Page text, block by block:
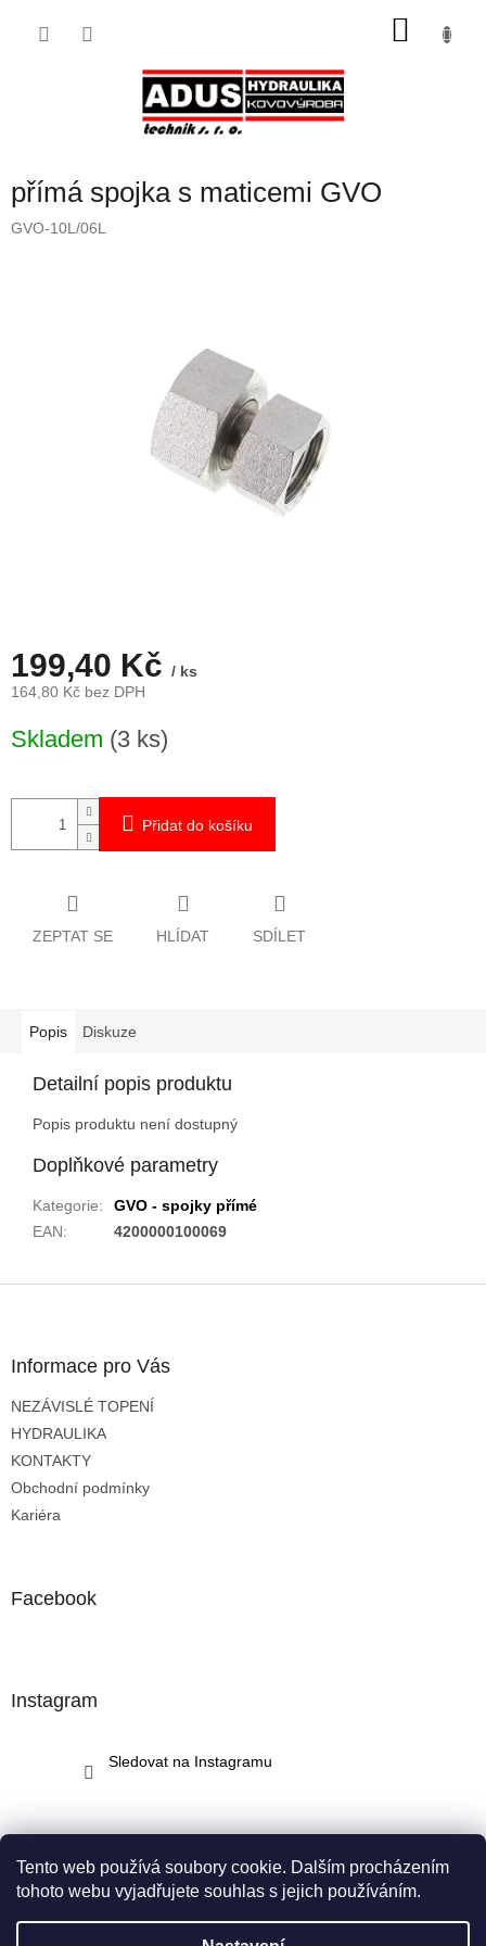
Tento web používá soubory cookie. Dalším procházením
tohoto webu vyjadřujete souhlas s jejich používáním.
přímá spojka s maticemi GVO
GVO-10L/06L
199,40 Kč / ks
164,80 Kč bez DPH
cena:
Skladem (3 ks)
Přidat do košíku
ZEPTAT SE HLÍDAT SDÍLET
Popis Diskuze
Detailní popis produktu
Popis produktu není dostupný
Doplňkové parametry
Kategorie:
GVO - spojky přímé
EAN: 4200000100069
Informace pro Vás
NEZÁVISLÉ TOPENÍ
HYDRAULIKA
KONTAKTY
Obchodní podmínky
Kariéra
Facebook
Instagram
Sledovat na Instagramu